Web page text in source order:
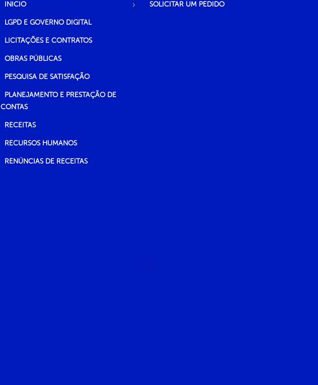
INICIO
LGPD E GOVERNO DIGITAL
LICITAÇÕES E CONTRATOS
OBRAS PÚBLICAS
PESQUISA DE SATISFAÇÃO
PLANEJAMENTO E PRESTAÇÃO DE
CONTAS
RECEITAS
RECURSOS HUMANOS
RENÚNCIAS DE RECEITAS
SOLICITAR UM PEDIDO